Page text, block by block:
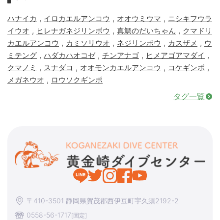
ハナイカ , イロカエルアンコウ , オオウミウマ , ニシキフウラ
イウオ , ヒレナガネジリンボウ , 真鯛のだいちゃん , クマドリ
カエルアンコウ , カミソリウオ , ネジリンボウ , カスザメ , ウ
ミテング , ハダカハオコゼ, チンアナゴ , ヒメアゴアマダイ ,
クマノミ , スナダコ , オオモンカエルアンコウ , コケギンポ ,
メガネウオ , ロウソクギンポ
タグ一覧
〒410-3501 静岡県賀茂郡西伊豆町宇久須2192-2
0558-56-1717[固定]